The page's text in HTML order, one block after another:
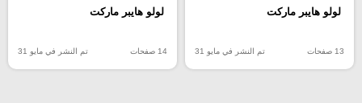
لولو هايبر ماركت
13 صفحات تم النشر في مايو 31
لولو هايبر ماركت
14 صفحات تم النشر في مايو 31